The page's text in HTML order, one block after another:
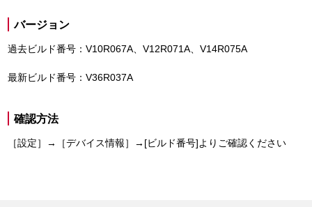
バージョン
過去ビルド番号：V10R067A、V12R071A、V14R075A
最新ビルド番号：V36R037A
確認方法
［設定］→［デバイス情報］→[ビルド番号]よりご確認ください